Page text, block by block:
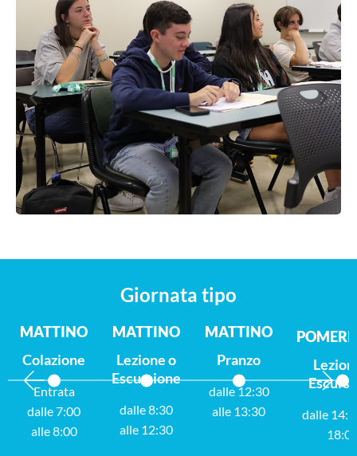
Giornata tipo
MATTINO
Colazione
Entrata
dalle 7:00
alle 8:00
MATTINO
Lezione o
Escursione
dalle 8:30
alle 12:30
MATTINO
Pranzo
dalle 12:30
alle 13:30
dalle